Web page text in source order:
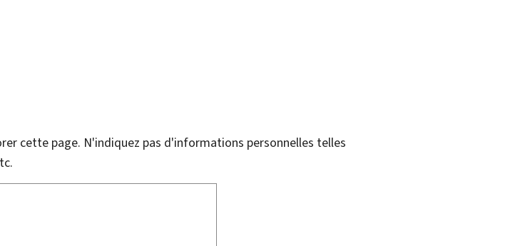
cette page. N'indiquez pas d'informations personnelles telles